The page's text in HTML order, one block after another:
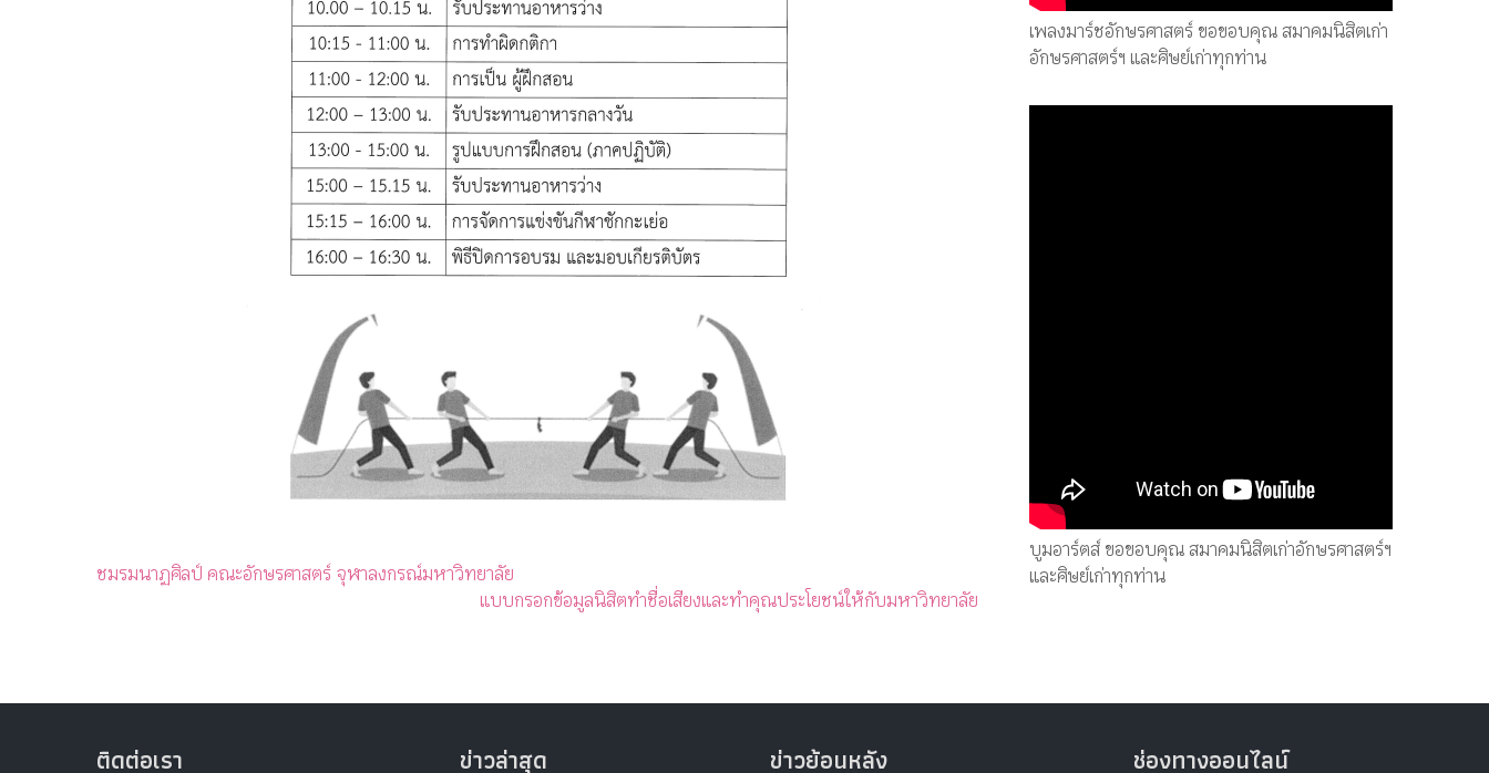
ชมรมนาฏศิลป์ คณะอักษรศาสตร์ จุฬาลงกรณ์มหาวิทยาลัย
แบบกรอกข้อมูลนิสิตทำชื่อเสียงและทำคุณประโยชน์ให้กับมหาวิทยาลัย
เพลงมาร์ชอักษรศาสตร์ ขอขอบคุณ สมาคมนิสิตเก่า
อักษรศาสตร์ฯ และศิษย์เก่าทุกท่าน
บูมอาร์ตส์ ขอขอบคุณ สมาคมนิสิตเก่าอักษรศาสตร์ฯ
และศิษย์เก่าทุกท่าน
ติดต่อเรา ข่าวล่าสุด ข่าวย้อนหลัง ช่องทางออนไลน์